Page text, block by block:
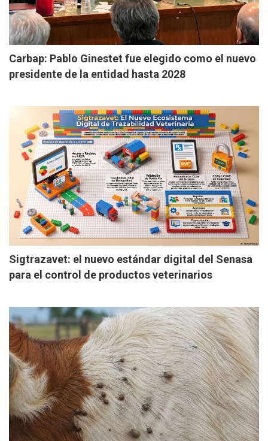
Carbap: Pablo Ginestet fue elegido como el nuevo
presidente de la entidad hasta 2028
Sigtrazavet: el nuevo estándar digital del Senasa
para el control de productos veterinarios